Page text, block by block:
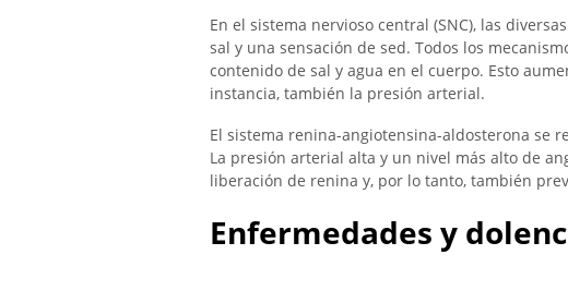
En el sistema nervioso central (SNC), las
sal y una sensación de sed. Todos los
contenido de sal y agua en el cuerpo. Esto
instancia, también la presión arterial.
El sistema renina-angiotensina-aldosterona se
La presión arterial alta y un nivel más alto de
liberación de renina y, por lo tanto, también
Enfermedades y